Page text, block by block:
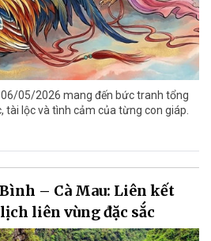
05/2026 mang đến bức tranh tổng
tài lộc và tình cảm của từng con giáp.
– Cà Mau: Liên kết
liên vùng đặc sắc